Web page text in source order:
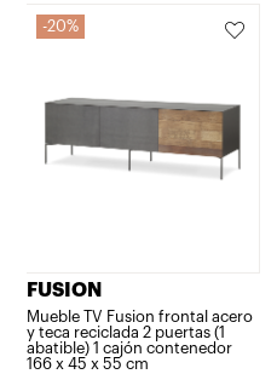
20%
FUSION
Mueble TV Fusion frontal acero
y teca reciclada 2 puertas (1
abatible) 1 cajón contenedor
166 x 45 x 55 cm